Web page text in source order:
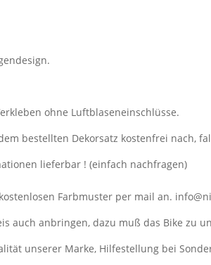
ohne Luftblaseneinschlüsse.
bestellten Dekorsatz kostenfrei nach,
lieferbar ! (einfach nachfragen)
Farbmuster per mail an.
auch anbringen, dazu muß das Bike zu
unserer Marke, Hilfestellung bei